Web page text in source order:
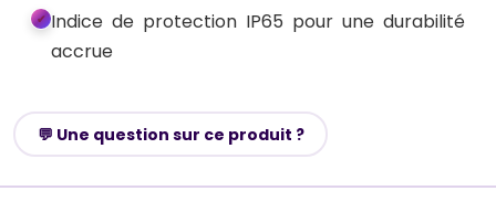
Indice de protection IP65 pour une durabilité
accrue
💬 Une question sur ce produit ?